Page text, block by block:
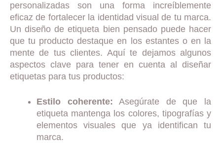
personalizadas son una forma increíblemente
eficaz de fortalecer la identidad visual de tu marca.
Un diseño de etiqueta bien pensado puede hacer
que tu producto destaque en los estantes o en la
mente de tus clientes. Aquí te dejamos algunos
aspectos clave para tener en cuenta al diseñar
etiquetas para tus productos:
Estilo coherente: Asegúrate de que la
etiqueta mantenga los colores, tipografías y
elementos visuales que ya identifican tu
marca.